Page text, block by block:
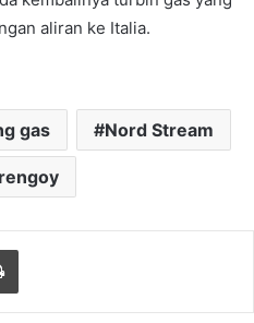
aliran ke Italia.
gas Nord Stream
Print